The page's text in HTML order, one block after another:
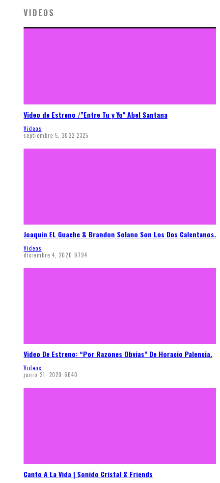
VIDEOS
Video de Estreno /”Entre Tu y Yo” Abel Santana
Videos
septiembre 5, 2022 2325
Joaquin EL Guache & Brandon Solano Son Los Dos Calentanos.
Videos
diciembre 4, 2020 9794
Video De Estreno: “Por Razones Obvias” De Horacio Palencia.
Videos
junio 21, 2020 6040
Canto A La Vida | Sonido Cristal & Friends